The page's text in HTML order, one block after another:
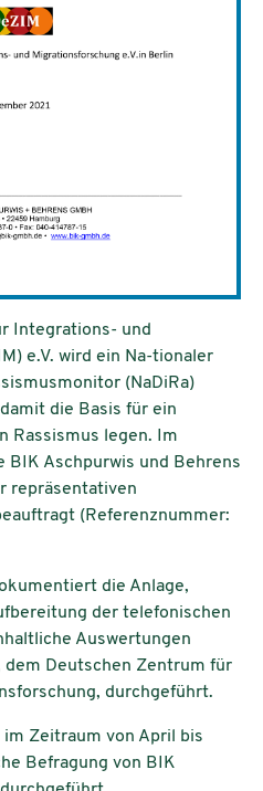
Integrations- und
e.V. wird ein Na-tionaler
(NaDiRa)
die Basis für ein
Rassismus legen. Im
BIK Aschpurwis und Behrens
repräsentativen
(Referenznummer:
die Anlage,
der telefonischen
Auswertungen
Deutschen Zentrum für
durchgeführt.
im Zeitraum von April bis
Befragung von BIK